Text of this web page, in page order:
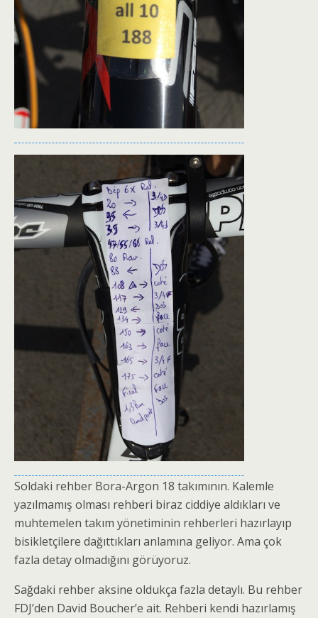
Soldaki rehber Bora-Argon 18 takımının. Kalemle
yazılmamış olması rehberi biraz ciddiye aldıkları ve
muhtemelen takım yönetiminin rehberleri hazırlayıp
bisikletçilere dağıttıkları anlamına geliyor. Ama çok
fazla detay olmadığını görüyoruz.
Sağdaki rehber aksine oldukça fazla detaylı. Bu rehber
FDJ’den David Boucher’e ait. Rehberi kendi hazırlamış